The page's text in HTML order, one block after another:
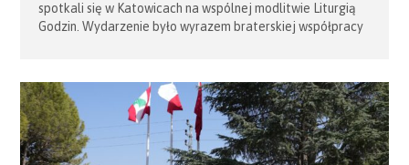
spotkali się w Katowicach na wspólnej modlitwie Liturgią
Godzin. Wydarzenie było wyrazem braterskiej współpracy
Stolicy Apostolskiej z dnia 16 października 2012 r., jedynymi
zakonami rycerskimi pozostającymi pod jej uznaniem są:
Zakon Rycerski Grobu Bożego […]